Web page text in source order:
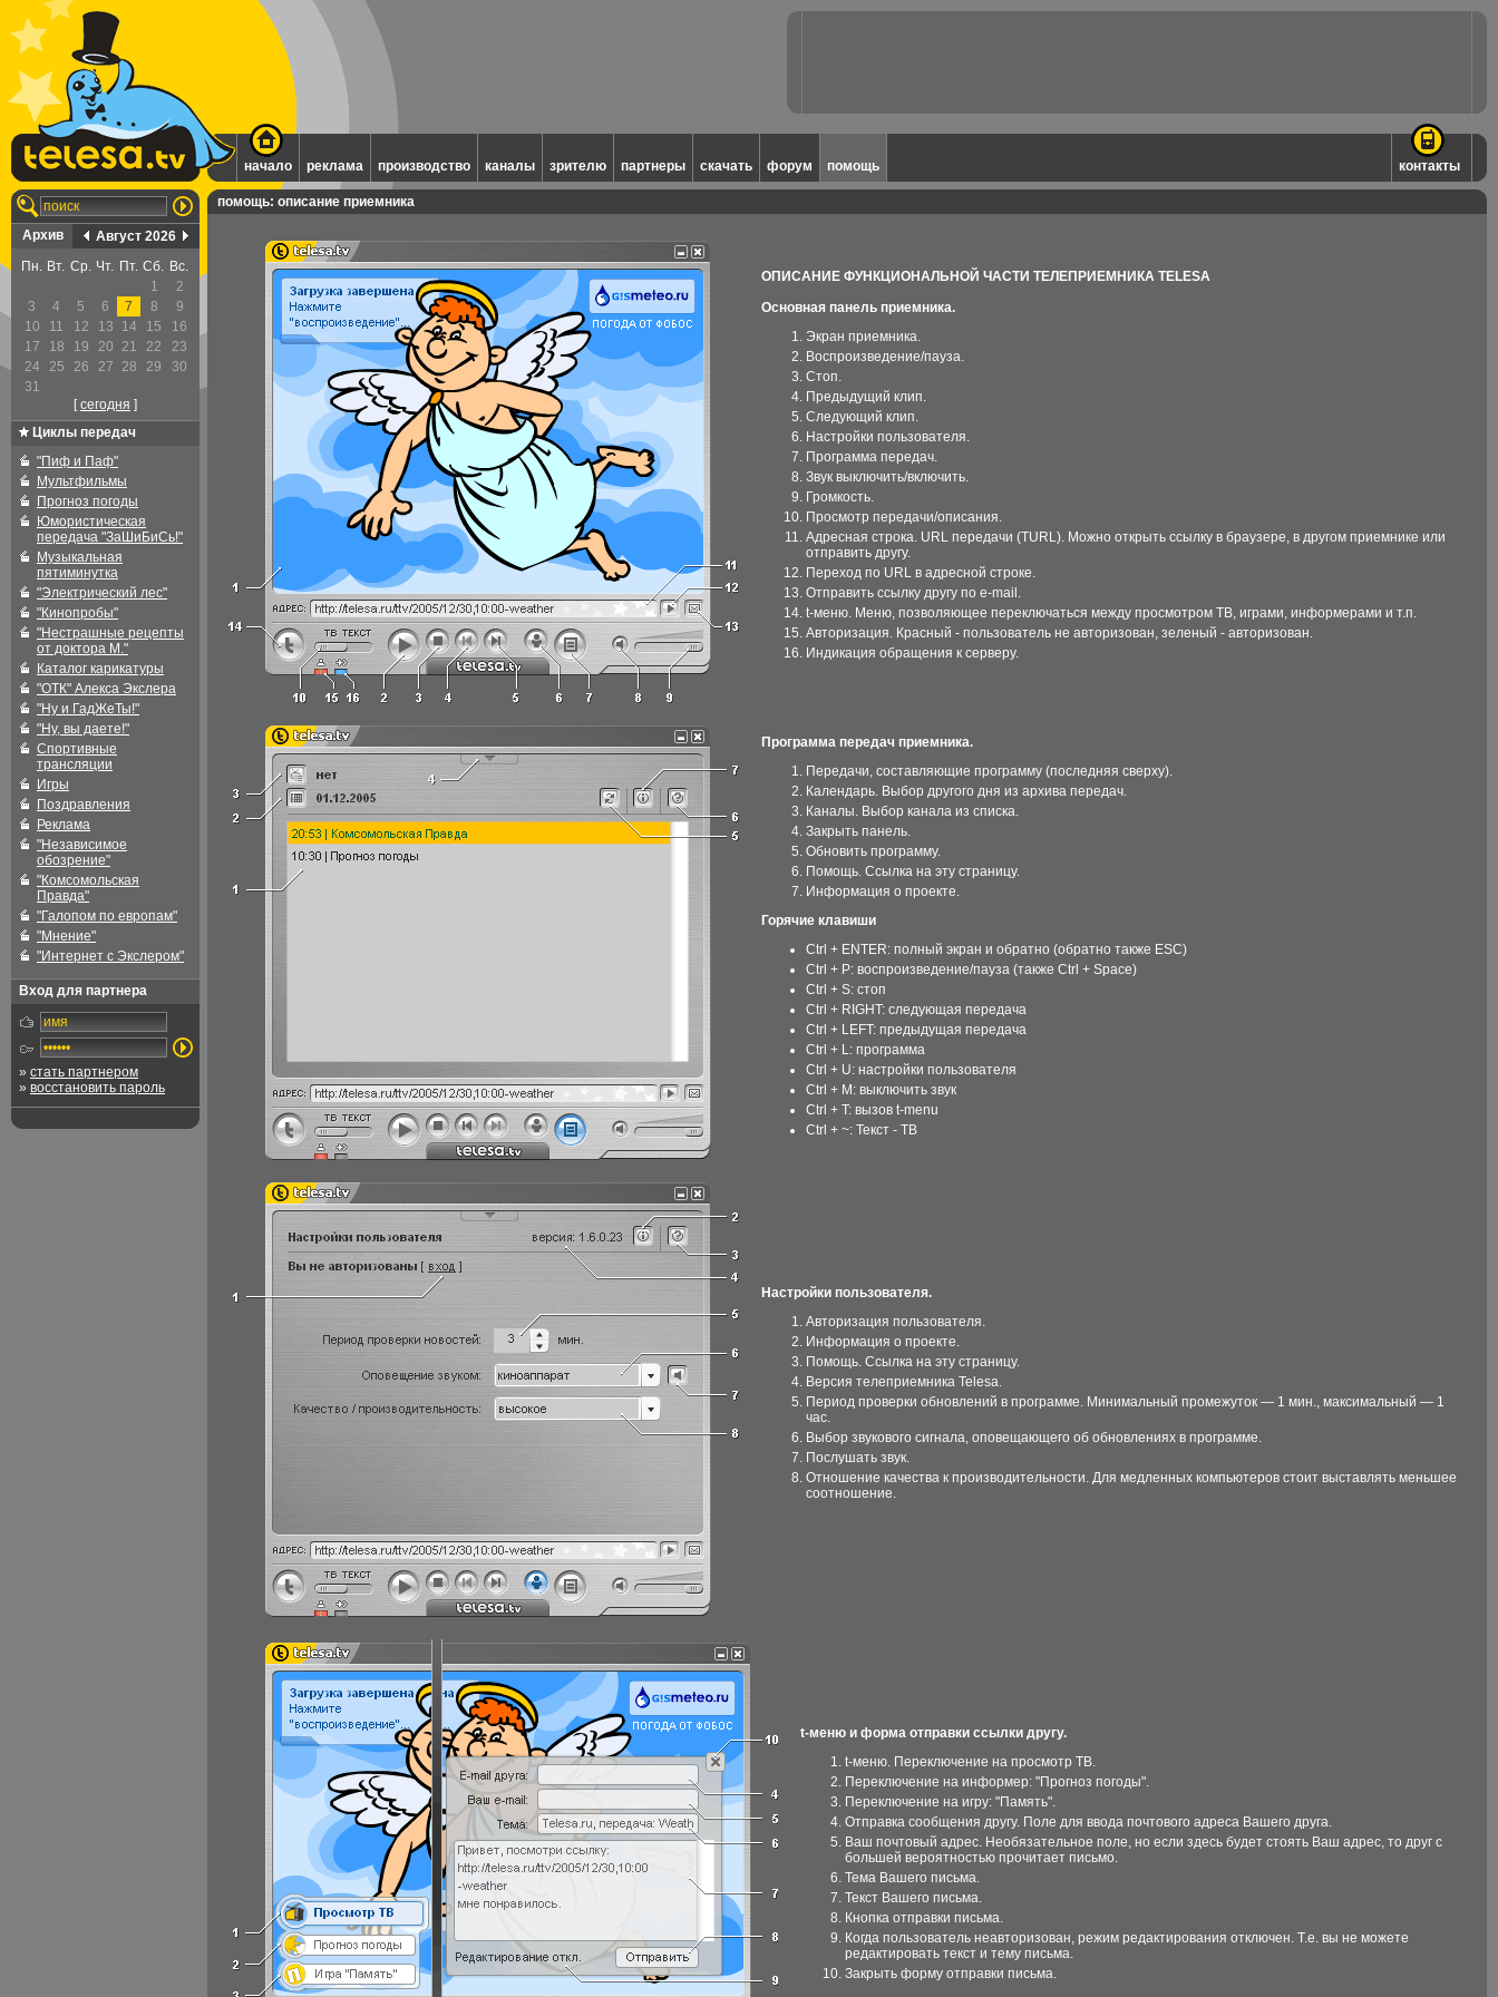
начало реклама производство каналы зрителю партнеры скачать форум помощь контакты
Архив
Август 2026
Пн. Вт. Ср. Чт. Пт. Сб. Вс.
1
2
3
4 5 6 7 8
9
10
11 12 13 14 15
16
17
18 19 20 21 22
23
24
25 26 27 28 29
30
31
[cегодня ]
Циклы передач
"Пиф и Паф"
Мультфильмы
Прогноз погоды
Юмористическая
передача "ЗаШиБиСь!"
Музыкальная
пятиминутка
"Электрический лес"
"Кинопробы"
"Нестрашные рецепты
от доктора М."
Каталог карикатуры
"ОТК" Алекса Экслера
"Ну и ГадЖеТы!"
"Ну, вы даете!"
Спортивные
трансляции
Игры
Поздравления
Реклама
"Независимое
обозрение"
"Комсомольская
Правда"
"Галопом по европам"
"Мнение"
"Интернет с Экслером"
Вход для партнера
» стать партнером
» восстановить пароль
помощь: описание приемника
ОПИСАНИЕ ФУНКЦИОНАЛЬНОЙ ЧАСТИ ТЕЛЕПРИЕМНИКА TELESA
Основная панель приемника.
Экран приемника.
Воспроизведение/пауза.
Стоп.
Предыдущий клип.
Следующий клип.
Настройки пользователя.
Программа передач.
Звук выключить/включить.
Громкость.
Просмотр передачи/описания.
Адресная строка. URL передачи (TURL). Можно открыть ссылку в браузере, в другом приемнике или
отправить другу.
Переход по URL в адресной строке.
Отправить ссылку другу по e-mail.
t-меню. Меню, позволяющее переключаться между просмотром ТВ, играми, информерами и т.п.
Авторизация. Красный - пользователь не авторизован, зеленый - авторизован.
Индикация обращения к серверу.
Программа передач приемника.
Передачи, составляющие программу (последняя сверху).
Календарь. Выбор другого дня из архива передач.
Каналы. Выбор канала из списка.
Закрыть панель.
Обновить программу.
Помощь. Ссылка на эту страницу.
Информация о проекте.
Горячие клавиши
Ctrl + ENTER: полный экран и обратно (обратно также ESC)
Ctrl + P: воспроизведение/пауза (также Ctrl + Space)
Ctrl + S: стоп
Ctrl + RIGHT: следующая передача
Ctrl + LEFT: предыдущая передача
Ctrl + L: программа
Ctrl + U: настройки пользователя
Ctrl + M: выключить звук
Ctrl + T: вызов t-menu
Ctrl + ~: Текст - ТВ
Настройки пользователя.
Авторизация пользователя.
Информация о проекте.
Помощь. Ссылка на эту страницу.
Версия телеприемника Telesa.
Период проверки обновлений в программе. Минимальный промежуток — 1 мин., максимальный — 1
час.
Выбор звукового сигнала, оповещающего об обновлениях в программе.
Послушать звук.
Отношение качества к производительности. Для медленных компьютеров стоит выставлять меньшее
соотношение.
t-меню и форма отправки ссылки другу.
t-меню. Переключение на просмотр ТВ.
Переключение на информер: "Прогноз погоды".
Переключение на игру: "Память".
Отправка сообщения другу. Поле для ввода почтового адреса Вашего друга.
Ваш почтовый адрес. Необязательное поле, но если здесь будет стоять Ваш адрес, то друг с
большей вероятностью прочитает письмо.
Тема Вашего письма.
Текст Вашего письма.
Кнопка отправки письма.
Когда пользователь неавторизован, режим редактирования отключен. Т.е. вы не можете
редактировать текст и тему письма.
Закрыть форму отправки письма.